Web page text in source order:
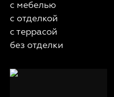
с мебелью
с отделкой
с террасой
без отделки